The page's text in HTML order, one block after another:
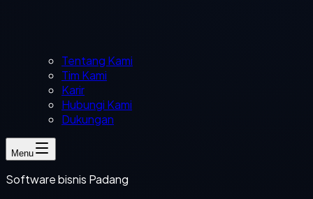
Tentang Kami
Tim Kami
Karir
Hubungi Kami
Dukungan
Menu
Software bisnis Padang